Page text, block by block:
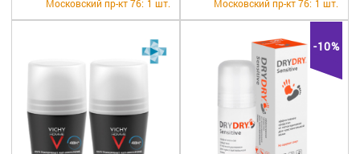
Московский пр-кт 76: 1 шт. Московский пр-кт 76: 1 шт.
-10%